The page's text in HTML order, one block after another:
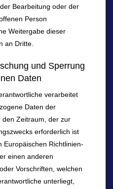
Bearbeitung oder der
Person
Weitergabe dieser
an Dritte.
und Sperrung
Daten
verarbeitet
Daten der
den Zeitraum, der zur
erforderlich ist
Europäischen Richtlinien-
einen anderen
Vorschriften, welchen
unterliegt,